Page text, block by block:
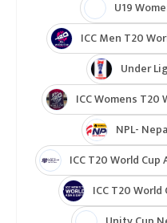
Indian
ICC
ICC